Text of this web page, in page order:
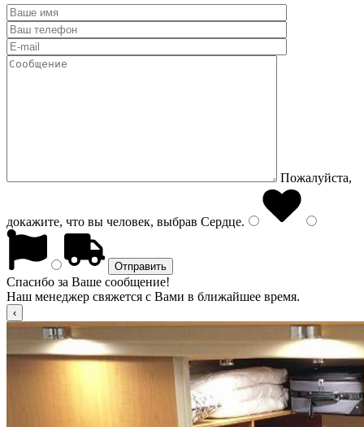
Пожалуйста,
докажите, что вы человек, выбрав Сердце.
Спасибо за Ваше сообщение!
Наш менеджер свяжется с Вами в ближайшее время.